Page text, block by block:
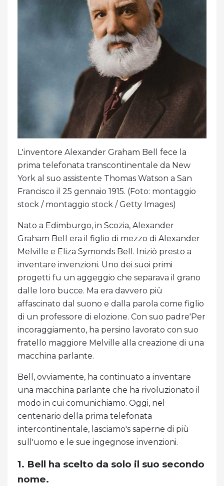
L'inventore Alexander Graham Bell fece la
prima telefonata transcontinentale da New
York al suo assistente Thomas Watson a San
Francisco il 25 gennaio 1915. (Foto: montaggio
stock / montaggio stock / Getty Images)
Nato a Edimburgo, in Scozia, Alexander
Graham Bell era il figlio di mezzo di Alexander
Melville e Eliza Symonds Bell. Iniziò presto a
inventare invenzioni. Uno dei suoi primi
progetti fu un aggeggio che separava il grano
dalle loro bucce. Ma era davvero più
affascinato dal suono e dalla parola come figlio
di un professore di elozione. Con suo padre'Per
incoraggiamento, ha persino lavorato con suo
fratello maggiore Melville alla creazione di una
macchina parlante.
Bell, ovviamente, ha continuato a inventare
una macchina parlante che ha rivoluzionato il
modo in cui comunichiamo. Oggi, nel
centenario della prima telefonata
intercontinentale, lasciamo's saperne di più
sull'uomo e le sue ingegnose invenzioni.
1. Bell ha scelto da solo il suo secondo
nome.